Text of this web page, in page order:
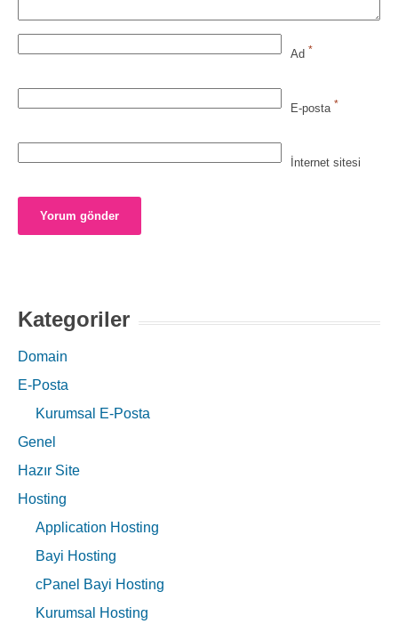
Ad *
E-posta *
İnternet sitesi
Kategoriler
Domain
E-Posta
Kurumsal E-Posta
Genel
Hazır Site
Hosting
Application Hosting
Bayi Hosting
cPanel Bayi Hosting
Kurumsal Hosting